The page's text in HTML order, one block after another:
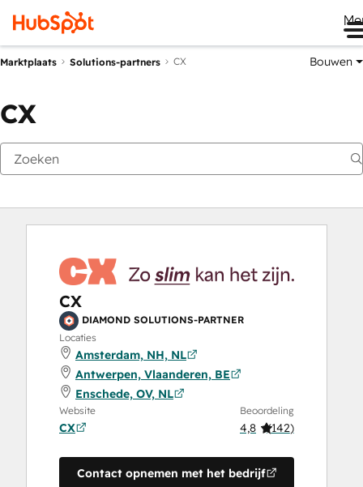
Marktplaats Solutions-partners CX Bouwen
CX
CX
DIAMOND SOLUTIONS-PARTNER
Locaties
Amsterdam, NH, NL
Antwerpen, Vlaanderen, BE
Enschede, OV, NL
Website
CX
Beoordeling
4,8 (142)
Contact opnemen met het bedrijf